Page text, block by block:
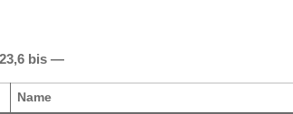
bis —
Name